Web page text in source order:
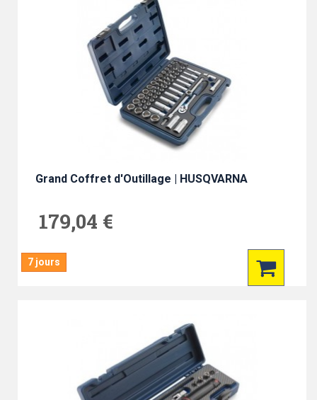
Grand Coffret d'Outillage | HUSQVARNA
179,04 €
7 jours